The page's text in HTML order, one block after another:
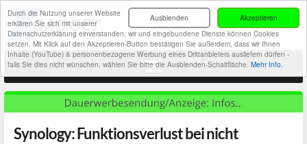
Akzeptieren
Ausblenden
Durch die Nutzung unserer Website
erklären Sie sich mit unserer
Datenschutzerklärung einverstanden, wir und eingebundene Dienste können Cookies
setzen. Mit Klick auf den Akzeptieren-Button bestätigen Sie außerdem, dass wir Ihnen
Inhalte (YouTube) & personenbezogene Werbung eines Drittanbieters ausliefern dürfen -
falls Sie dies nicht wünschen, wählen Sie bitte die Ausblenden-Schaltfläche. Mehr Info.
Synology: Funktionsverlust bei nicht